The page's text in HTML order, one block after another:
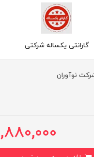
گارانتی یکساله شرکتی
نوآوران